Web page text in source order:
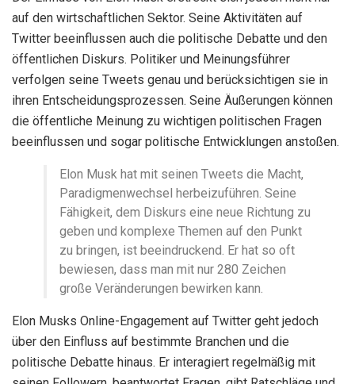
auf den wirtschaftlichen Sektor. Seine Aktivitäten auf
Twitter beeinflussen auch die politische Debatte und den
öffentlichen Diskurs. Politiker und Meinungsführer
verfolgen seine Tweets genau und berücksichtigen sie in
ihren Entscheidungsprozessen. Seine Äußerungen können
die öffentliche Meinung zu wichtigen politischen Fragen
beeinflussen und sogar politische Entwicklungen anstoßen.
Elon Musk hat mit seinen Tweets die Macht,
Paradigmenwechsel herbeizuführen. Seine
Fähigkeit, dem Diskurs eine neue Richtung zu
geben und komplexe Themen auf den Punkt
zu bringen, ist beeindruckend. Er hat so oft
bewiesen, dass man mit nur 280 Zeichen
große Veränderungen bewirken kann.
Elon Musks Online-Engagement auf Twitter geht jedoch
über den Einfluss auf bestimmte Branchen und die
politische Debatte hinaus. Er interagiert regelmäßig mit